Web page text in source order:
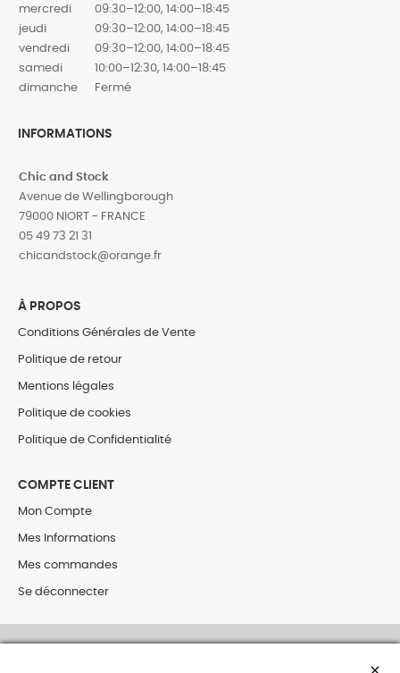
mercredi
09:30–12:00, 14:00–18:45
jeudi
09:30–12:00, 14:00–18:45
vendredi
09:30–12:00, 14:00–18:45
samedi
10:00–12:30, 14:00–18:45
dimanche
Fermé
INFORMATIONS
Chic and Stock
Avenue de Wellingborough
79000 NIORT - FRANCE
05 49 73 21 31
‎chicandstock@orange.fr
À PROPOS
Conditions Générales de Vente
Politique de retour
Mentions légales
Politique de cookies
Politique de Confidentialité
COMPTE CLIENT
Mon Compte
Mes Informations
Mes commandes
Se déconnecter
close